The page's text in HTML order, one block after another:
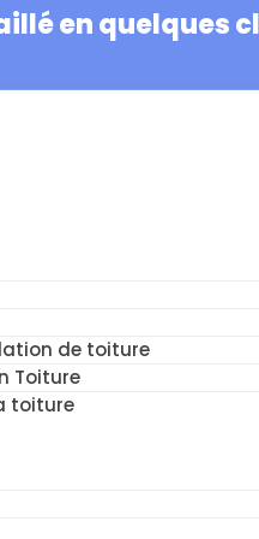
en quelques
de toiture
Toiture
toiture